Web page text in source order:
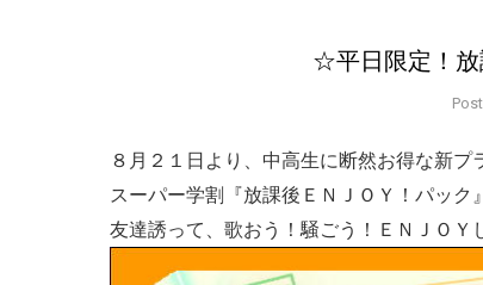
☆平日限定！
８月２１日より、中高生に断然お得な新プ
スーパー学割『放課後ＥＮＪＯＹ！パック』
友達誘って、歌おう！騒ごう！ＥＮＪＯＹ